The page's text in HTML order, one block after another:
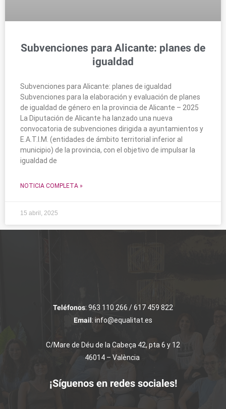
Subvenciones para Alicante: planes de
igualdad
Subvenciones para Alicante: planes de igualdad
Subvenciones para la elaboración y evaluación de planes
de igualdad de género en la provincia de Alicante – 2025
La Diputación de Alicante ha lanzado una nueva
convocatoria de subvenciones dirigida a ayuntamientos y
E.A.T.I.M. (entidades de ámbito territorial inferior al
municipio) de la provincia, con el objetivo de impulsar la
igualdad de
NOTICIA COMPLETA »
15 abril, 2025
Teléfonos: 963 110 266 / 617 459 822
Email: info@equalitat.es
C/Mare de Déu de la Cabeça 42, pta 6 y 12
46014 – València
¡Síguenos en redes sociales!